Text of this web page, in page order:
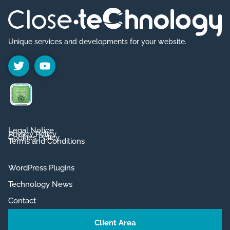
ó
n
d
a
e
r
n
a
t
i
e
Unique services and developments for your website.
Legal Notice
Privacy Policy
Cookies Policy
Terms and Conditions
WordPress Plugins
Technology News
Contact
Client Area